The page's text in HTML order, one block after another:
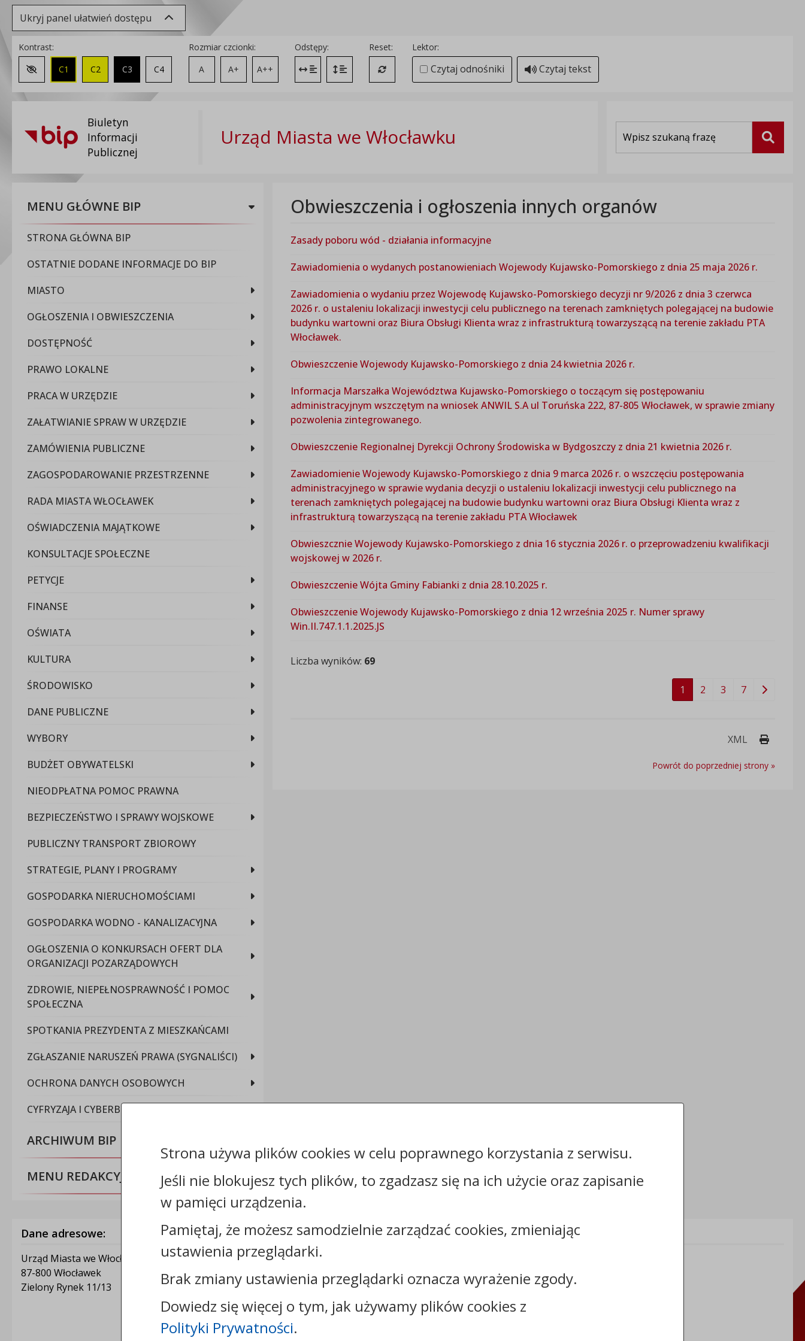
Ukryj panel ułatwień dostępu
Kontrast:
Zmień kontrast na domyślny
C1 C2 C3 C4
Rozmiar czcionki:
A
A+ A++
Odstępy:
Zmień odstęp między literami
Zmień interlinię i margines między paragrafami
Reset:
Przywróć ustawienia domyślne
Lektor:
Czytaj odnośniki Czytaj tekst
Biuletyn
Informacji
Publicznej
Urząd Miasta we Włocławku Szukaj
MENU GŁÓWNE BIP
STRONA GŁÓWNA BIP
OSTATNIE DODANE INFORMACJE DO BIP
MIASTO
OGŁOSZENIA I OBWIESZCZENIA
DOSTĘPNOŚĆ
PRAWO LOKALNE
PRACA W URZĘDZIE
ZAŁATWIANIE SPRAW W URZĘDZIE
ZAMÓWIENIA PUBLICZNE
ZAGOSPODAROWANIE PRZESTRZENNE
RADA MIASTA WŁOCŁAWEK
OŚWIADCZENIA MAJĄTKOWE
KONSULTACJE SPOŁECZNE
PETYCJE
FINANSE
OŚWIATA
KULTURA
ŚRODOWISKO
DANE PUBLICZNE
WYBORY
BUDŻET OBYWATELSKI
NIEODPŁATNA POMOC PRAWNA
BEZPIECZEŃSTWO I SPRAWY WOJSKOWE
PUBLICZNY TRANSPORT ZBIOROWY
STRATEGIE, PLANY I PROGRAMY
GOSPODARKA NIERUCHOMOŚCIAMI
GOSPODARKA WODNO - KANALIZACYJNA
OGŁOSZENIA O KONKURSACH OFERT DLA
ORGANIZACJI POZARZĄDOWYCH
ZDROWIE, NIEPEŁNOSPRAWNOŚĆ I POMOC
SPOŁECZNA
SPOTKANIA PREZYDENTA Z MIESZKAŃCAMI
ZGŁASZANIE NARUSZEŃ PRAWA (SYGNALIŚCI)
OCHRONA DANYCH OSOBOWYCH
CYFRYZAJA I CYBERBEZPIECZEŃSTWO
ARCHIWUM BIP
MENU REDAKCYJNE
Obwieszczenia i ogłoszenia innych organów
Zasady poboru wód - działania informacyjne
Zawiadomienia o wydanych postanowieniach Wojewody Kujawsko-Pomorskiego z dnia 25 maja 2026 r.
Zawiadomienia o wydaniu przez Wojewodę Kujawsko-Pomorskiego decyzji nr 9/2026 z dnia 3 czerwca
2026 r. o ustaleniu lokalizacji inwestycji celu publicznego na terenach zamkniętych polegającej na budowie
budynku wartowni oraz Biura Obsługi Klienta wraz z infrastrukturą towarzyszącą na terenie zakładu PTA
Włocławek.
Obwieszczenie Wojewody Kujawsko-Pomorskiego z dnia 24 kwietnia 2026 r.
Informacja Marszałka Województwa Kujawsko-Pomorskiego o toczącym się postępowaniu
administracyjnym wszczętym na wniosek ANWIL S.A ul Toruńska 222, 87-805 Włocławek, w sprawie zmiany
pozwolenia zintegrowanego.
Obwieszczenie Regionalnej Dyrekcji Ochrony Środowiska w Bydgoszczy z dnia 21 kwietnia 2026 r.
Zawiadomienie Wojewody Kujawsko-Pomorskiego z dnia 9 marca 2026 r. o wszczęciu postępowania
administracyjnego w sprawie wydania decyzji o ustaleniu lokalizacji inwestycji celu publicznego na
terenach zamkniętych polegającej na budowie budynku wartowni oraz Biura Obsługi Klienta wraz z
infrastrukturą towarzyszącą na terenie zakładu PTA Włocławek
Obwieszcznie Wojewody Kujawsko-Pomorskiego z dnia 16 stycznia 2026 r. o przeprowadzeniu kwalifikacji
wojskowej w 2026 r.
Obwieszczenie Wójta Gminy Fabianki z dnia 28.10.2025 r.
Obwieszczenie Wojewody Kujawsko-Pomorskiego z dnia 12 września 2025 r. Numer sprawy
Win.II.747.1.1.2025.JS
Liczba wyników: 69
1 2 3 7
XML Drukuj
Powrót do poprzedniej strony »
Dane adresowe:
Urząd Miasta we Włocławku
87-800 Włocławek
Zielony Rynek 11/13
Kontakt:
tel.:+48544144000
faks: +48544144444
e-mail:poczta@um.wloclawek.pl
skrytka ePUAP: /umwloclawek/SkrytkaESP lub
/umwloclawek/skrytka
strona www:
Informacje dodatkowe:
REGON: 910866910
TERYT: 0464011
Strona używa plików cookies w celu poprawnego korzystania z serwisu.
Jeśli nie blokujesz tych plików, to zgadzasz się na ich użycie oraz zapisanie
w pamięci urządzenia.
Pamiętaj, że możesz samodzielnie zarządzać cookies, zmieniając
ustawienia przeglądarki.
Brak zmiany ustawienia przeglądarki oznacza wyrażenie zgody.
Dowiedz się więcej o tym, jak używamy plików cookies z
Polityki Prywatności.